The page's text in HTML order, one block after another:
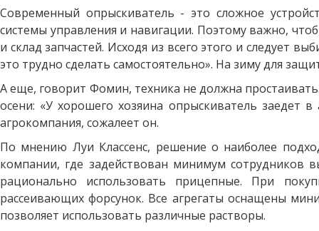
Современный опрыскиватель - это сложное
системы управления и навигации. Поэтому важно,
и склад запчастей. Исходя из всего этого и следует
это трудно сделать самостоятельно». На зиму для
А еще, говорит Фомин, техника не должна
осени: «У хорошего хозяина опрыскиватель заедет
агрокомпания, сожалеет он.
По мнению Луи Классенс, решение о наиболее
компании, где задействован минимум сотрудников
рационально использовать прицепные. При
рассеивающих форсунок. Все агрегаты оснащены
позволяет использовать различные растворы.